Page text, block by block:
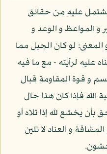
يشتمل عليه من حقائق
و المواعظ و الوعد و
المعنى: لو كان الجبل مما
عليه لرأيته - مع ما فيه
و قوة المقاومة قبال
الله فإذا كان هذا حال
بأن يخشع لله إذا تلاه أو
و العناد لا تلين